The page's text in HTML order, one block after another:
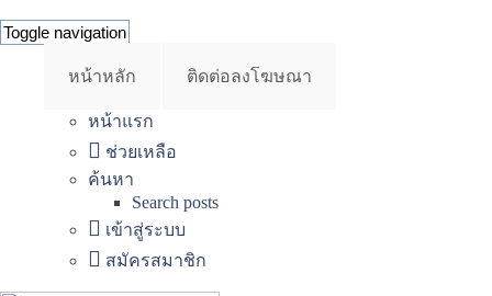
Toggle navigation
หน้าหลัก ติดต่อลงโฆษณา
หน้าแรก
ช่วยเหลือ
ค้นหา
Search posts
เข้าสู่ระบบ
สมัครสมาชิก